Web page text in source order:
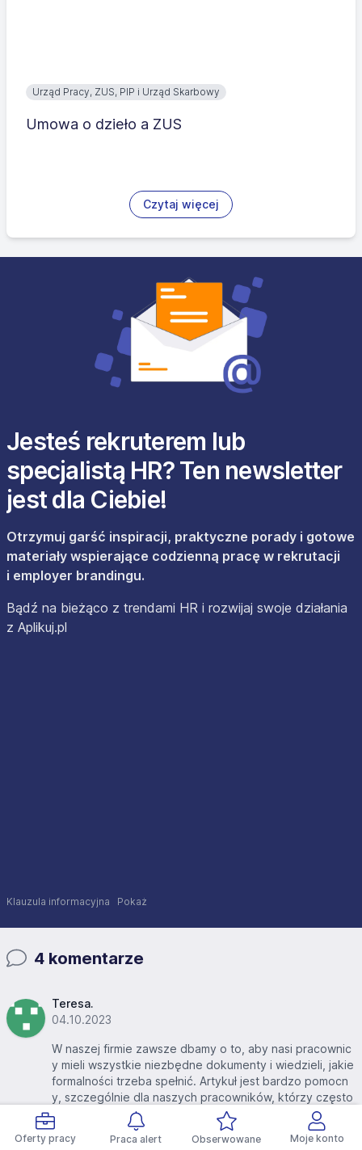
Oferty pracy Praca alert Obserwowane Moje konto
Urząd Pracy, ZUS, PIP i Urząd Skarbowy
Umowa o dzieło a ZUS
Czytaj więcej
Jesteś rekruterem lub
specjalistą HR? Ten newsletter
jest dla Ciebie!
Otrzymuj garść inspiracji, praktyczne porady i gotowe
materiały wspierające codzienną pracę w rekrutacji
i employer brandingu.
Bądź na bieżąco z trendami HR i rozwijaj swoje działania
z Aplikuj.pl
Klauzula informacyjna Pokaż
4 komentarze
Teresa.
04.10.2023
W naszej firmie zawsze dbamy o to, aby nasi pracownic
y mieli wszystkie niezbędne dokumenty i wiedzieli, jakie
formalności trzeba spełnić. Artykuł jest bardzo pomocn
y, szczególnie dla naszych pracowników, którzy często
kupują samochody od osób prywatnych.
Zgłoś komentarz